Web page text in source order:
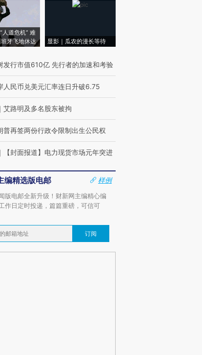
人道危机” 难
牙飞地休达
显影｜瓜农的漫长等待
发行市值610亿 先行者的加速和考验
人民币兑美元汇率连日升破6.75
｜ 艾路明及多名股东被拘
普再签两份行政令限制出生公民权
｜ 【封面报道】电力现货市场元年突进
编精选版电邮
样例
版电邮全新升级！财新网主编精心编
作日定时投递，篇篇重磅，可信可
订阅